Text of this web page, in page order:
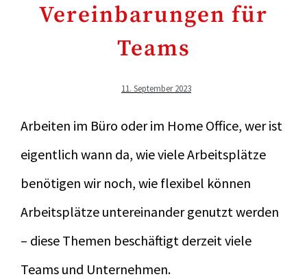
Vereinbarungen für
Teams
11. September 2023
Arbeiten im Büro oder im Home Office, wer ist
eigentlich wann da, wie viele Arbeitsplätze
benötigen wir noch, wie flexibel können
Arbeitsplätze untereinander genutzt werden
– diese Themen beschäftigt derzeit viele
Teams und Unternehmen.